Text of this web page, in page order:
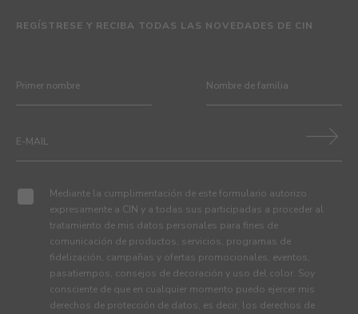
REGÍSTRESE Y RECIBA TODAS LAS NOVEDADES DE CIN
Mediante la cumplimentación de este formulario autorizo
expresamente a CIN y a todas sus participadas a proceder al
tratamiento de mis datos personales para fines de
comunicación de productos, servicios, programas de
fidelización, campañas y ofertas promocionales, eventos,
pasatiempos, consejos de decoración y uso del color. Soy
consciente de que en cualquier momento puedo ejercer mis
derechos de protección de datos, es decir, los derechos de